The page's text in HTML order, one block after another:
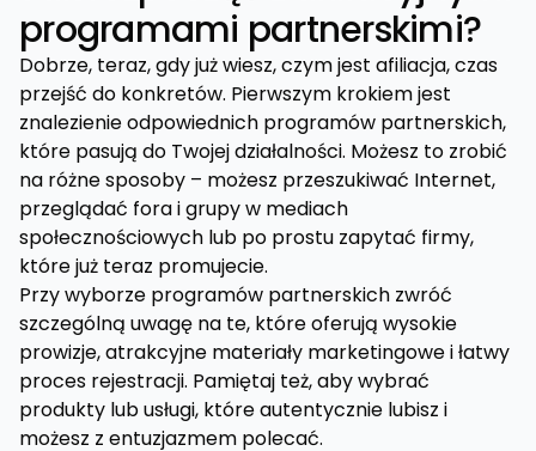
programami partnerskimi?
Dobrze, teraz, gdy już wiesz, czym jest afiliacja, czas
przejść do konkretów. Pierwszym krokiem jest
znalezienie odpowiednich programów partnerskich,
które pasują do Twojej działalności. Możesz to zrobić
na różne sposoby – możesz przeszukiwać Internet,
przeglądać fora i grupy w mediach
społecznościowych lub po prostu zapytać firmy,
które już teraz promujecie.
Przy wyborze programów partnerskich zwróć
szczególną uwagę na te, które oferują wysokie
prowizje, atrakcyjne materiały marketingowe i łatwy
proces rejestracji. Pamiętaj też, aby wybrać
produkty lub usługi, które autentycznie lubisz i
możesz z entuzjazmem polecać.